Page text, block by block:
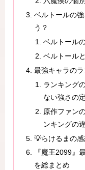
ベルトールの
う？
ベルトール
ベルトール
最強キャラの
ランキング
ない強さの
原作ファン
ンキングの
💡らけるまの感
『魔王2099』
を総まとめ